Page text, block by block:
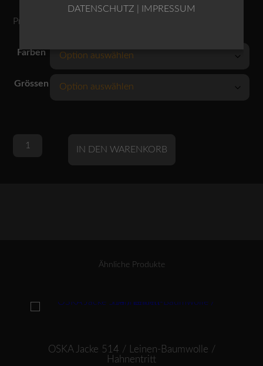
Produktnr.: 10260110681
Farben
Grössen
OSKA
IN DEN WARENKORB
Ähnliche Produkte
Dieses Produkt weist mehrere Varianten auf. Die Optionen können auf der Produktseite gewählt werden
OSKA Jacke 514 / Leinen-Baumwolle /
Hahnentritt
DATENSCHUTZ IMPRESSUM